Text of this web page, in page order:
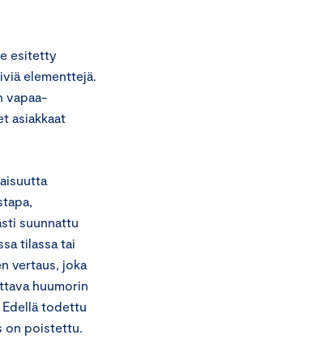
esitetty
elementtejä.
vapaa-
asiakkaat
suunnattu
tilassa tai
vertaus, joka
huumorin
todettu
on poistettu.